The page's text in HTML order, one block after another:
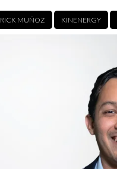
MUÑOZ KINENERGY